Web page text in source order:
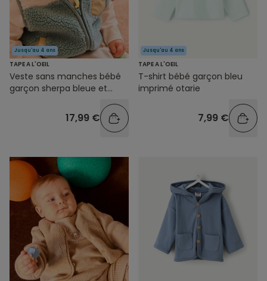
Jusqu'au 4 ans
TAPE A L'OEIL
Veste sans manches bébé
garçon sherpa bleue et
17,99 €
Jusqu'au 4 ans
TAPE A L'OEIL
T-shirt bébé garçon bleu
imprimé otarie
7,99 €